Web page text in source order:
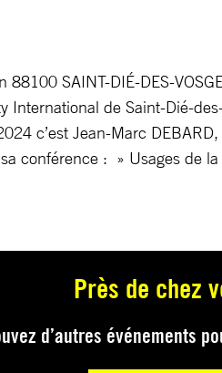
SAINT-DIÉ-DES-
International de Saint-Dié-
c’est Jean-Marc
conférence : » Usages de
Près de chez
d’autres événements